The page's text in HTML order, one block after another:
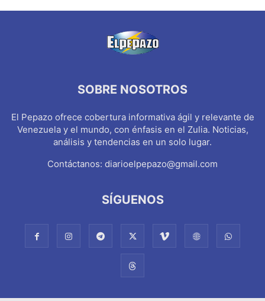
SOBRE NOSOTROS
El Pepazo ofrece cobertura informativa ágil y relevante de
Venezuela y el mundo, con énfasis en el Zulia. Noticias,
análisis y tendencias en un solo lugar.
Contáctanos: diarioelpepazo@gmail.com
SÍGUENOS